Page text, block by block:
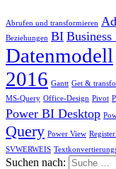
Abrufen und transformieren
Beziehungen BI
Datenmodell
2016 Gantt Get &
MS-Query Office-Design Pivot
Power BI Desktop
Query Power View
SVWERWEIS
Suchen nach: